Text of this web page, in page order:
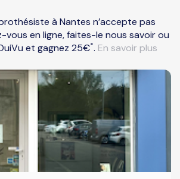
à Nantes n’accepte pas
vous en ligne, faites-le nous savoir ou
et gagnez 25€*. En savoir plus